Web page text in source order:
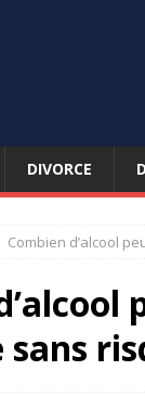
DIVORCE
Combien d’alcool
sans